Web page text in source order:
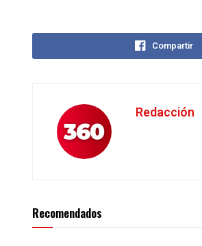
Compartir
Redacción
Recomendados